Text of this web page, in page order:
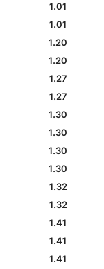
1.01
1.01
1.20
1.20
1.27
1.27
1.30
1.30
1.30
1.30
1.32
1.32
1.41
1.41
1.41